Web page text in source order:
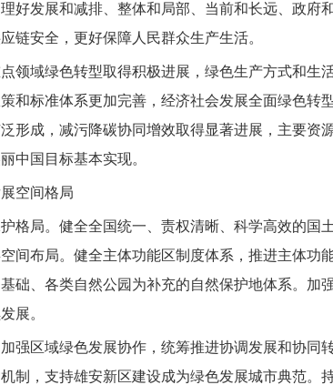
发展和减排、整体和局部、当前和长远、政府
链安全，更好保障人民群众生产生活。
领域绿色转型取得积极进展，绿色生产方式和
和标准体系更加完善，经济社会发展全面绿色转
形成，减污降碳协同增效取得显著进展，主要
中国目标基本实现。
空间格局
护格局。健全全国统一、责权清晰、科学高效的
间布局。健全主体功能区制度体系，推进主体功
础、各类自然公园为补充的自然保护地体系。
展。
加强区域绿色发展协作，统筹推进协调发展和协
制，支持雄安新区建设成为绿色发展城市典范